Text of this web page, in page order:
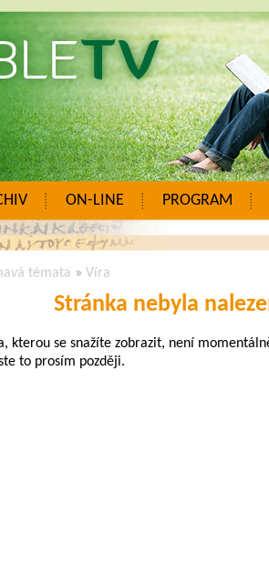
ON-LINE PROGRAM
témata » Víra
Stránka nebyla
kterou se snažíte zobrazit, není
to prosím později.